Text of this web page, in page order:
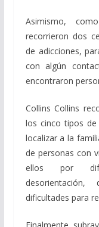
Asimismo,
recorrieron dos
de adicciones,
con algún
encontraron
Collins Collins
los cinco tipos
localizar a la
de personas con
ellos por
desorientación,
dificultades para